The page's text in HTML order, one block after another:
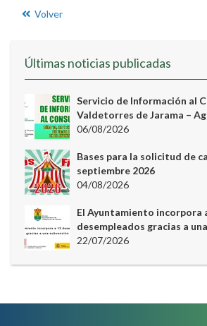
Volver
Últimas noticias publicadas
Servicio de Información al
Valdetorres de Jarama –
06/08/2026
Bases para la solicitud de
septiembre 2026
04/08/2026
El Ayuntamiento incorpora
desempleados gracias a
22/07/2026